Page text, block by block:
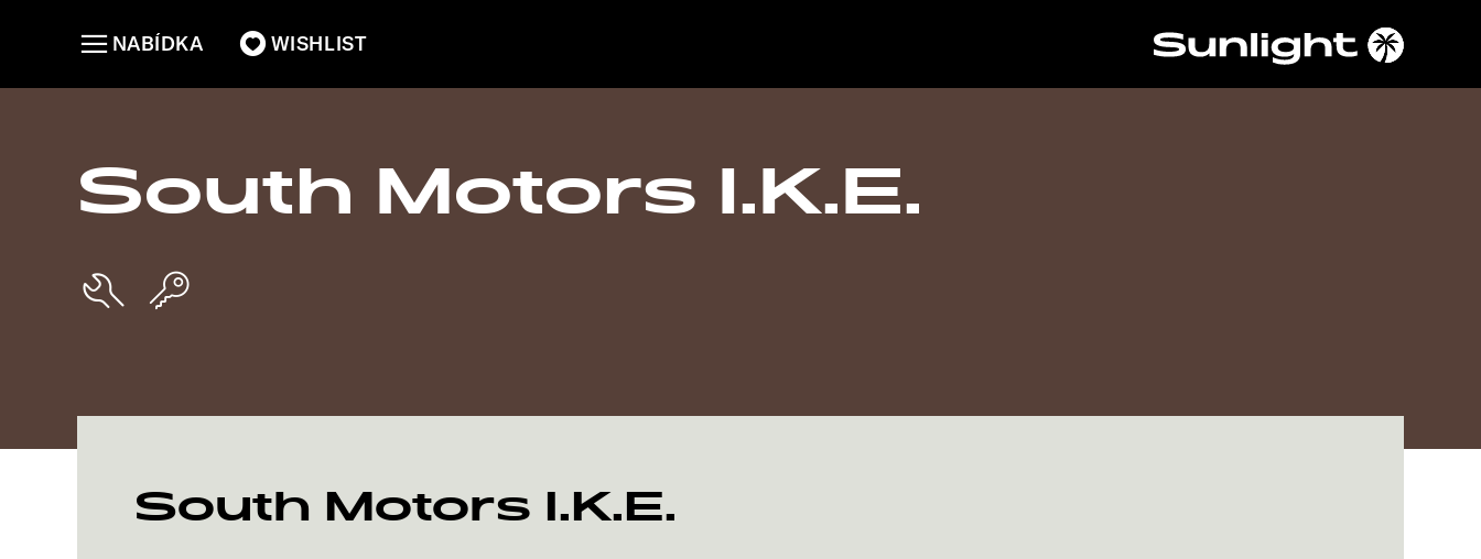
WISHLIST
NABÍDKA
South Motors I.K.E.
South Motors I.K.E.